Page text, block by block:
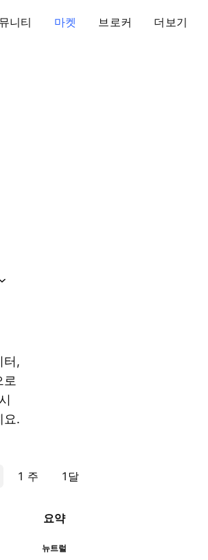
니티 마켓 브로커 더보기
터,
요.
1 주 1달
요약
뉴트럴